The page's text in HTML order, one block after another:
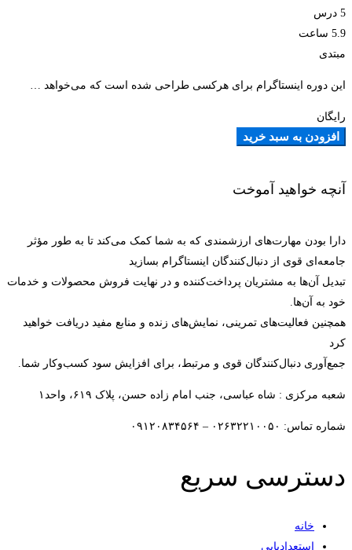
5 درس
5.9 ساعت
مبتدی
این دوره اینستاگرام برای هرکسی طراحی شده است که می‌خواهد …
رایگان
افزودن به سبد خرید
آنچه خواهید آموخت
دارا بودن مهارت‌های ارزشمندی که به شما کمک می‌کند تا به طور مؤثر
جامعه‌ای قوی از دنبال‌کنندگان اینستاگرام بسازید
تبدیل آن‌ها به مشتریان پرداخت‌کننده و در نهایت فروش محصولات و خدمات
خود به آن‌ها.
همچنین فعالیت‌های تمرینی، نمایش‌های زنده و منابع مفید دریافت خواهید
کرد
جمع‌آوری دنبال‌کنندگان قوی و مرتبط، برای افزایش سود کسب‌وکار شما.
شعبه مرکزی : شاه عباسی، جنب امام زاده حسن، پلاک ۶۱۹، واحد۱​
شماره تماس: ۰۲۶۳۲۲۱۰۰۵۰ – ۰۹۱۲۰۸۳۴۵۶۴
دسترسی سریع
خانه
استعدادیابی